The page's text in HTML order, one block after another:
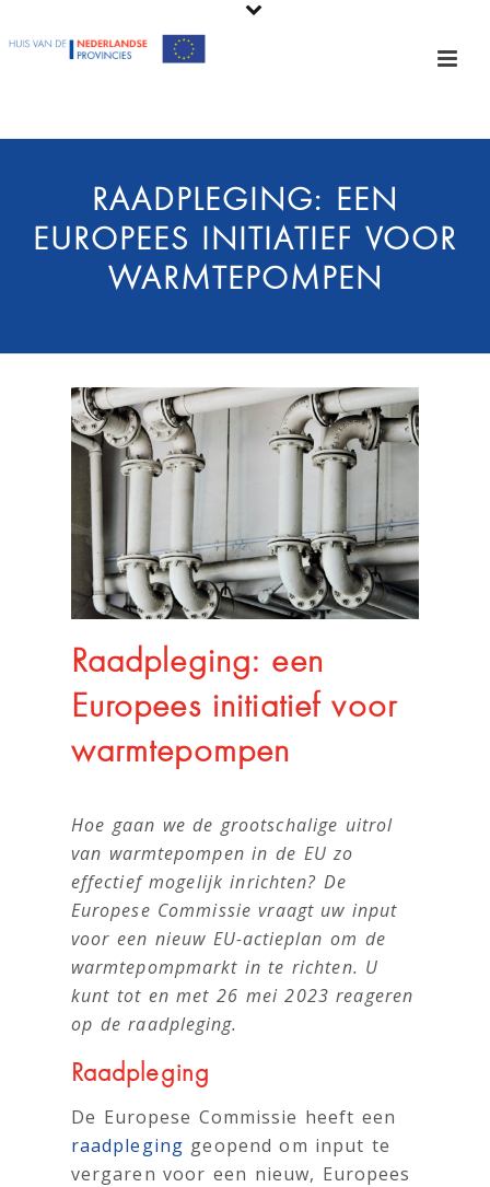
RAADPLEGING: EEN
EUROPEES INITIATIEF VOOR
WARMTEPOMPEN
Raadpleging: een
Europees initiatief voor
warmtepompen
Hoe gaan we de grootschalige uitrol
van warmtepompen in de EU zo
effectief mogelijk inrichten? De
Europese Commissie vraagt uw input
voor een nieuw EU-actieplan om de
warmtepompmarkt in te richten. U
kunt tot en met 26 mei 2023 reageren
op de raadpleging.
Raadpleging
De Europese Commissie heeft een
raadpleging geopend om input te
vergaren voor een nieuw, Europees